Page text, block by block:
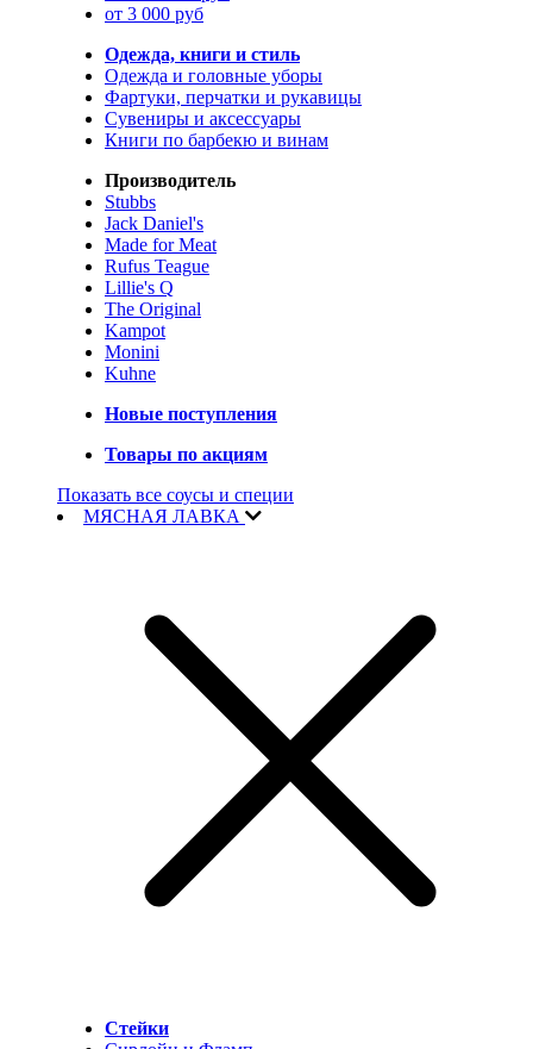
от 3 000 руб
Одежда, книги и стиль
Одежда и головные уборы
Фартуки, перчатки и рукавицы
Сувениры и аксессуары
Книги по барбекю и винам
Производитель
Stubbs
Jack Daniel's
Made for Meat
Rufus Teague
Lillie's Q
The Original
Kampot
Monini
Kuhne
Новые поступления
Товары по акциям
Показать все соусы и специи
МЯСНАЯ ЛАВКА
Стейки